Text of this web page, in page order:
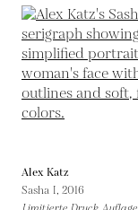
Alex Katz
Sasha I, 2016